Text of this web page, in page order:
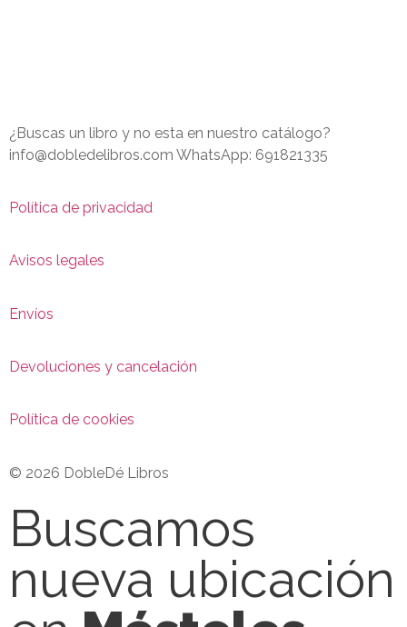
¿Buscas un libro y no esta en nuestro catálogo?
info@dobledelibros.com WhatsApp: 691821335
Política de privacidad
Avisos legales
Envíos
Devoluciones y cancelación
Política de cookies
© 2026 DobleDé Libros
Buscamos
nueva ubicación